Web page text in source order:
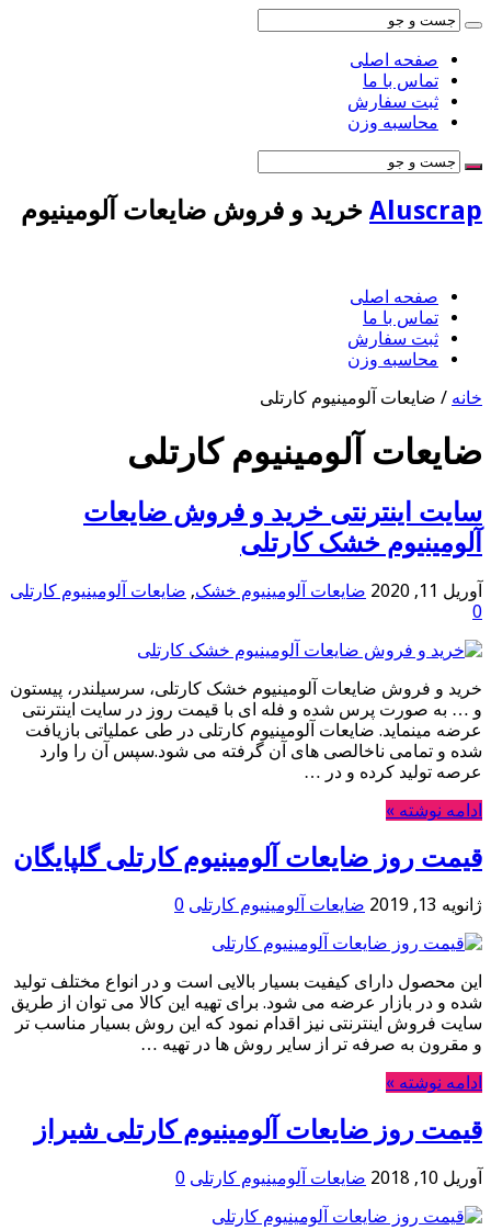
صفحه اصلی
تماس با ما
ثبت سفارش
محاسبه وزن
Aluscrap خرید و فروش ضایعات آلومینیوم
صفحه اصلی
تماس با ما
ثبت سفارش
محاسبه وزن
خانه / ضایعات آلومینیوم کارتلی
ضایعات آلومینیوم کارتلی
سایت اینترنتی خرید و فروش ضایعات
آلومینیوم خشک کارتلی
آوریل 11, 2020 ضایعات آلومینیوم خشک, ضایعات آلومینیوم کارتلی
0
خرید و فروش ضایعات آلومینیوم خشک کارتلی، سرسیلندر، پیستون
و … به صورت پرس شده و فله ای با قیمت روز در سایت اینترنتی
عرضه مینماید. ضایعات آلومینیوم کارتلی در طی عملیاتی بازیافت
شده و تمامی ناخالصی های آن گرفته می شود.سپس آن را وارد
عرصه تولید کرده و در …
ادامه نوشته »
قیمت روز ضایعات آلومینیوم کارتلی گلپایگان
ژانویه 13, 2019 ضایعات آلومینیوم کارتلی 0
این محصول دارای کیفیت بسیار بالایی است و در انواع مختلف تولید
شده و در بازار عرضه می شود. برای تهیه این کالا می توان از طریق
سایت فروش اینترنتی نیز اقدام نمود که این روش بسیار مناسب تر
و مقرون به صرفه تر از سایر روش ها در تهیه …
ادامه نوشته »
قیمت روز ضایعات آلومینیوم کارتلی شیراز
آوریل 10, 2018 ضایعات آلومینیوم کارتلی 0